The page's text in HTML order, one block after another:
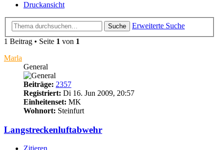
Druckansicht
Suche
Erweiterte Suche
1 Beitrag • Seite 1 von 1
Marla
General
Beiträge: 2357
Registriert: Di 16. Jun 2009, 20:57
Einheitenset: MK
Wohnort: Steinfurt
Langstreckenluftabwehr